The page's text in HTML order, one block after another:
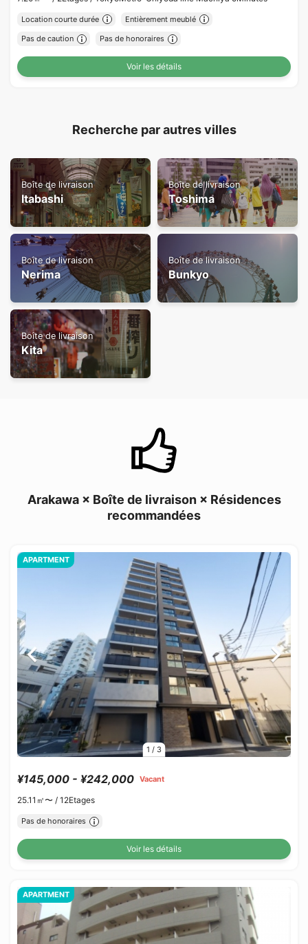
Location courte durée Entièrement meublé
Pas de caution Pas de honoraires
Voir les détails
Recherche par autres villes
Boîte de livraison
Itabashi
Boîte de livraison
Toshima
Boîte de livraison
Nerima
Boîte de livraison
Bunkyo
Boîte de livraison
Kita
Arakawa × Boîte de livraison × Résidences
recommandées
1 / 3
APARTMENT
¥145,000 - ¥242,000 Vacant
25.11㎡〜 / 12Etages
Pas de honoraires
Voir les détails
APARTMENT